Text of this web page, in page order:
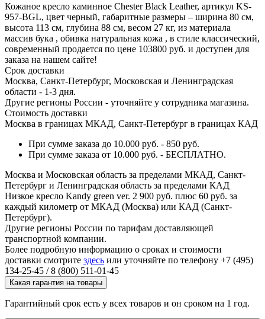
Кожаное кресло каминное Chester Black Leather, артикул KS-
957-BGL, цвет черный, габаритные размеры – ширина 80 см,
высота 113 см, глубина 88 см, весом 27 кг, из материала
массив бука , обивка натуральная кожа , в стиле классический,
современный продается по цене 103800 руб. и доступен для
заказа на нашем сайте!
Срок доставки
Москва, Санкт-Петербург, Московская и Ленинградская
области - 1-3 дня.
Другие регионы России - уточняйте у сотрудника магазина.
Стоимость доставки
Москва в границах МКАД, Санкт-Петербург в границах КАД
При сумме заказа до 10.000 руб. - 850 руб.
При сумме заказа от 10.000 руб. - БЕСПЛАТНО.
Москва и Московская область за пределами МКАД, Санкт-
Петербург и Ленинградская область за пределами КАД
Низкое кресло Kandy green ver. 2 900 руб. плюс 60 руб. за
каждый километр от МКАД (Москва) или КАД (Санкт-
Петербург).
Другие регионы России по тарифам доставляющей
транспортной компании.
Более подробную информацию о сроках и стоимости
доставки смотрите здесь или уточняйте по телефону +7 (495)
134-25-45 / 8 (800) 511-01-45
Какая гарантия на товары
Гарантийный срок есть у всех товаров и он сроком на 1 год.